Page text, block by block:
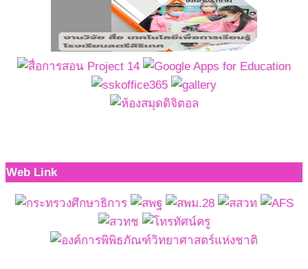
Web Link